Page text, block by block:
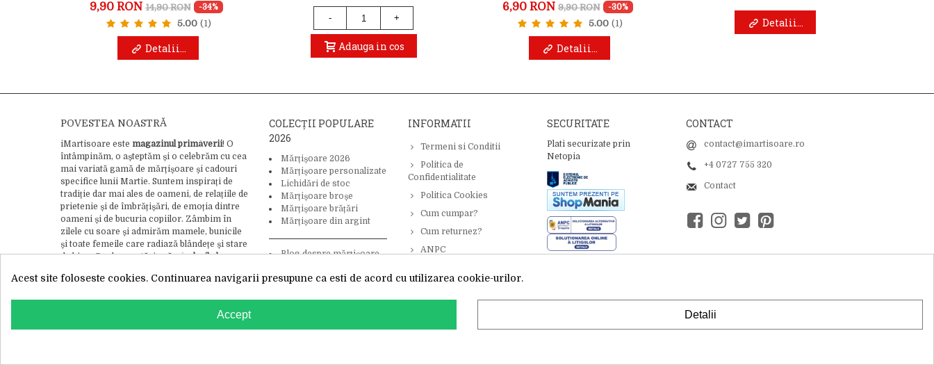
9,90 RON 14,90 RON -34%
5.00 (1)
Detalii...
- +
Adauga in cos
6,90 RON 9,90 RON -30%
5.00 (1)
Detalii...
Detalii...
POVESTEA NOASTRĂ
iMartisoare este magazinul primăverii! O
întâmpinăm, o așteptăm și o celebrăm cu cea
mai variată gamă de mărțișoare și cadouri
specifice lunii Martie. Suntem inspirați de
tradiție dar mai ales de oameni, de relațiile de
prietenie și de îmbrățișări, de emoția dintre
oameni și de bucuria copiilor. Zâmbim în
zilele cu soare și admirăm mamele, bunicile
și toate femeile care radiază blândețe și stare
de bine. Credem cu tărie căgândurile bune
și iubire ca ingredient final în crearea
COLECȚII POPULARE
2026
Mărțișoare 2026
Mărțișoare personalizate
Lichidări de stoc
Mărțișoare broșe
Mărțișoare brățări
Mărțișoare din argint
Blog despre mărțișoare –
INFORMATII
Termeni si Conditii
Politica de
Confidentialitate
Politica Cookies
Cum cumpar?
Cum returnez?
ANPC
SECURITATE
Plati securizate prin
Netopia
CONTACT
contact@imartisoare.ro
+4 0727 755 320
Contact
Acest site foloseste cookies. Continuarea navigarii presupune ca esti de acord cu utilizarea cookie-urilor.
Accept Detalii